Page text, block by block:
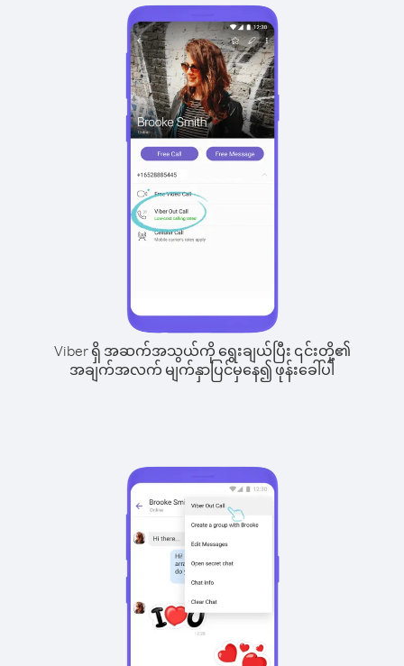
Viber ရှိ အဆက်အသွယ်ကို ရွေးချယ်ပြီး ၎င်းတို့၏
အချက်အလက် မျက်နှာပြင်မှနေ၍ ဖုန်းခေါ်ပါ